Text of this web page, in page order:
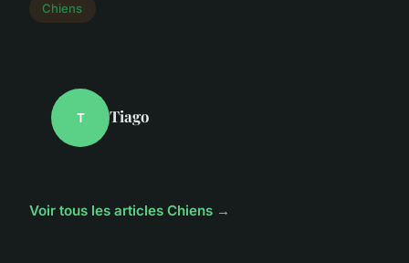
Chiens
T Tiago
Voir tous les articles Chiens →